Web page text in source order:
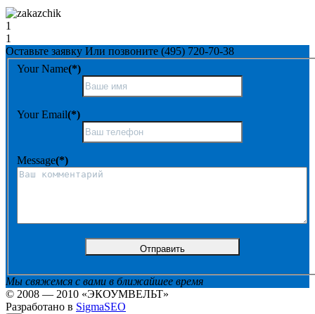
1
1
Оставьте заявку Или позвоните (495) 720-70-38
Your Name(*)
Your Email(*)
Message(*)
Мы свяжемся с вами в ближайшее время
© 2008 — 2010 «ЭКОУМВЕЛЬТ»
Разработано в SigmaSEO